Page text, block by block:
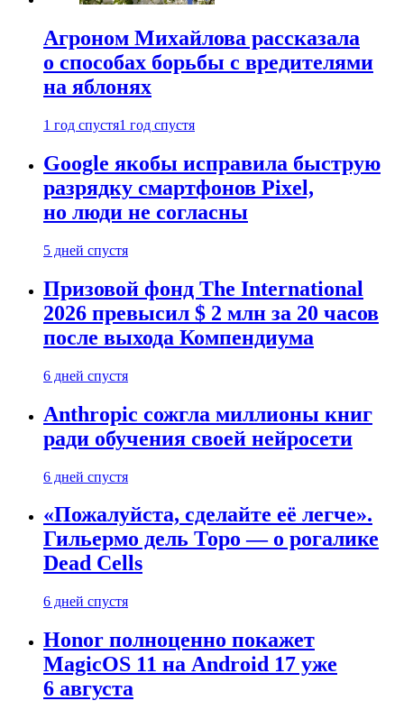
Агроном Михайлова рассказала
о способах борьбы с вредителями
на яблонях
1 год спустя1 год спустя
Google якобы исправила быструю
разрядку смартфонов Pixel,
но люди не согласны
5 дней спустя
Призовой фонд The International
2026 превысил $ 2 млн за 20 часов
после выхода Компендиума
6 дней спустя
Anthropic сожгла миллионы книг
ради обучения своей нейросети
6 дней спустя
«Пожалуйста, сделайте её легче».
Гильермо дель Торо — о рогалике
Dead Cells
6 дней спустя
Honor полноценно покажет
MagicOS 11 на Android 17 уже
6 августа